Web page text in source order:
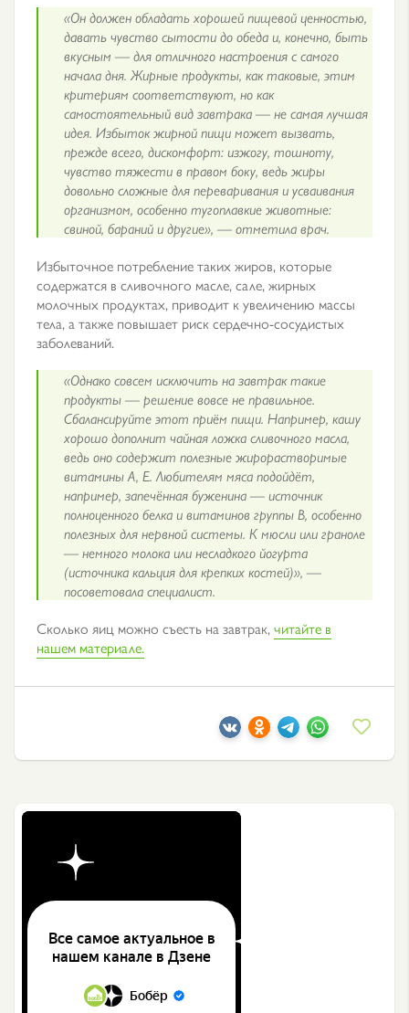
«Он должен обладать хорошей пищевой ценностью,
давать чувство сытости до обеда и, конечно, быть
вкусным — для отличного настроения с самого
начала дня. Жирные продукты, как таковые, этим
критериям соответствуют, но как
самостоятельный вид завтрака — не самая лучшая
идея. Избыток жирной пищи может вызвать,
прежде всего, дискомфорт: изжогу, тошноту,
чувство тяжести в правом боку, ведь жиры
довольно сложные для переваривания и усваивания
организмом, особенно тугоплавкие животные:
свиной, бараний и другие», — отметила врач.
Избыточное потребление таких жиров, которые
содержатся в сливочного масле, сале, жирных
молочных продуктах, приводит к увеличению массы
тела, а также повышает риск сердечно-сосудистых
заболеваний.
«Однако совсем исключить на завтрак такие
продукты — решение вовсе не правильное.
Сбалансируйте этот приём пищи. Например, кашу
хорошо дополнит чайная ложка сливочного масла,
ведь оно содержит полезные жирорастворимые
витамины А, Е. Любителям мяса подойдёт,
например, запечённая буженина — источник
полноценного белка и витаминов группы В, особенно
полезных для нервной системы. К мюсли или граноле
— немного молока или несладкого йогурта
(источника кальция для крепких костей)», —
посоветовала специалист.
Сколько яиц можно съесть на завтрак, читайте в
нашем материале.